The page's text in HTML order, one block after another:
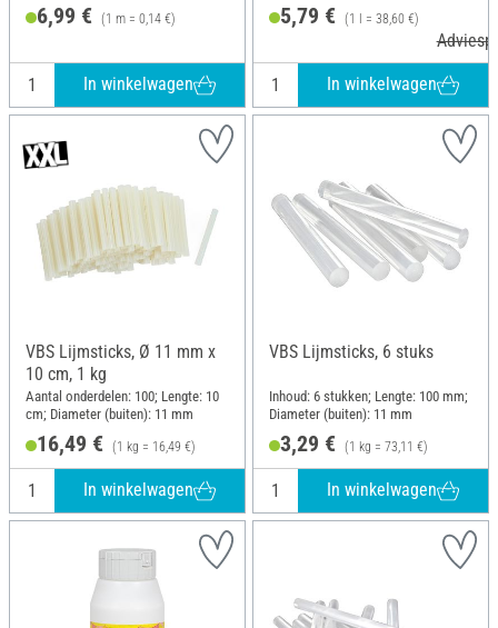
6,99 € (1 m = 0,14 €)
In winkelwagen
5,79 € (1 l = 38,60 €)
In winkelwagen
VBS Lijmsticks, Ø 11 mm x
10 cm, 1 kg
Aantal onderdelen: 100; Lengte: 10
cm; Diameter (buiten): 11 mm
16,49 € (1 kg = 16,49 €)
In winkelwagen
VBS Lijmsticks, 6 stuks
Inhoud: 6 stukken; Lengte: 100 mm;
Diameter (buiten): 11 mm
3,29 € (1 kg = 73,11 €)
In winkelwagen